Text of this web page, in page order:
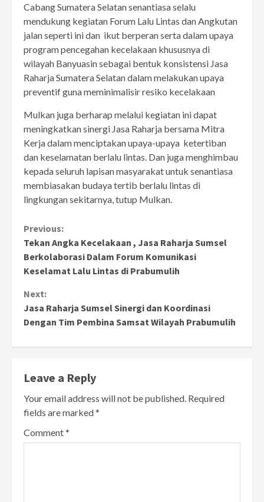
Cabang Sumatera Selatan senantiasa selalu
mendukung kegiatan Forum Lalu Lintas dan Angkutan
jalan seperti ini dan ikut berperan serta dalam upaya
program pencegahan kecelakaan khususnya di
wilayah Banyuasin sebagai bentuk konsistensi Jasa
Raharja Sumatera Selatan dalam melakukan upaya
preventif guna meminimalisir resiko kecelakaan
Mulkan juga berharap melalui kegiatan ini dapat
meningkatkan sinergi Jasa Raharja bersama Mitra
Kerja dalam menciptakan upaya-upaya ketertiban
dan keselamatan berlalu lintas. Dan juga menghimbau
kepada seluruh lapisan masyarakat untuk senantiasa
membiasakan budaya tertib berlalu lintas di
lingkungan sekitarnya, tutup Mulkan.
Continue
Reading
Previous:
Tekan Angka Kecelakaan , Jasa Raharja Sumsel
Berkolaborasi Dalam Forum Komunikasi
Keselamat Lalu Lintas di Prabumulih
Next:
Jasa Raharja Sumsel Sinergi dan Koordinasi
Dengan Tim Pembina Samsat Wilayah Prabumulih
Leave a Reply
Your email address will not be published. Required
fields are marked*
Comment*